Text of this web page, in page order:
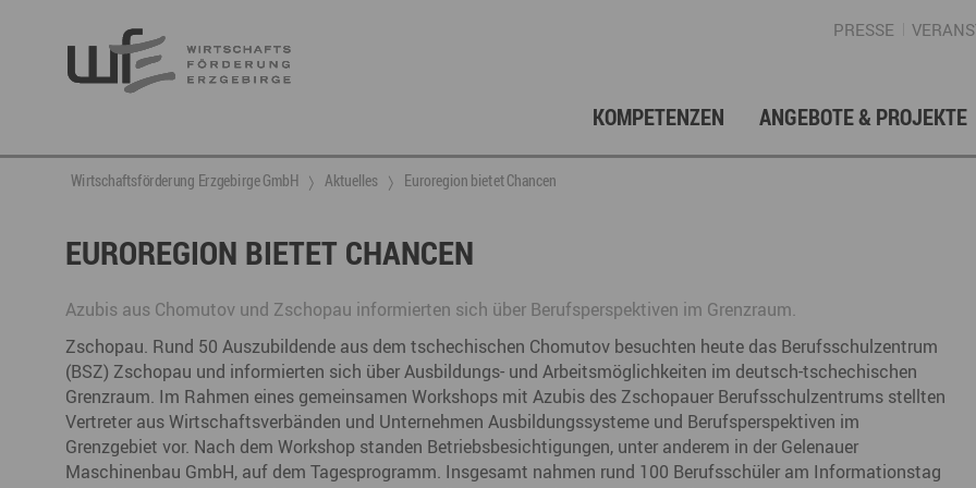
PRESSE
KOMPETENZEN
Berufsnachwuchs & Fachkräfte
Partner vernetzen
Talente integrieren
Talente finden
Talente binden
Gründung, Förderung & Investition
Unternehmensdatenbank
Miet- und Veranstaltungsangebote Regionalmarketing & -entwicklung
ANGEBOTE & PROJEKTE
aktuelle Angebote & Projekte
Projekte
Projektarchiv
Wirtschaftsservice
Berufsnachwuchs & Fachkräfte
Innovation- und Technologietransfer
Berufs- & Studienorientierung
Arbeitskreis Schule-Wirtschaft
Gründer- & Dienstleistungszentrum (GDZ)
Annaberg
Touristische Infrastruktur
Neuigkeiten Presse
Ansprechpartner & Kontakt Gesellschafterstruktur
Wirtschaftsförderung Erzgebirge GmbH Aktuelles Euroregion bietet Chancen
EUROREGION BIETET CHANCEN
Azubis aus Chomutov und Zschopau informierten sich über Berufsperspektiven im Grenzraum.
Zschopau. Rund 50 Auszubildende aus dem tschechischen Chomutov besuchten heute das Berufsschulzentrum
(BSZ) Zschopau und informierten sich über Ausbildungs- und Arbeitsmöglichkeiten im deutsch-tschechischen
Grenzraum. Im Rahmen eines gemeinsamen Workshops mit Azubis des Zschopauer Berufsschulzentrums stellten
Vertreter aus Wirtschaftsverbänden und Unternehmen Ausbildungssysteme und Berufsperspektiven im
Grenzgebiet vor. Nach dem Workshop standen Betriebsbesichtigungen, unter anderem in der Gelenauer
Maschinenbau GmbH, auf dem Tagesprogramm. Insgesamt nahmen rund 100 Berufsschüler am Informationstag